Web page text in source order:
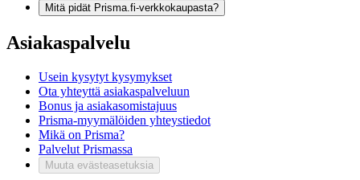
Mitä pidät Prisma.fi-verkkokaupasta?
Asiakaspalvelu
Usein kysytyt kysymykset
Ota yhteyttä asiakaspalveluun
Bonus ja asiakasomistajuus
Prisma-myymälöiden yhteystiedot
Mikä on Prisma?
Palvelut Prismassa
Muuta evästeasetuksia